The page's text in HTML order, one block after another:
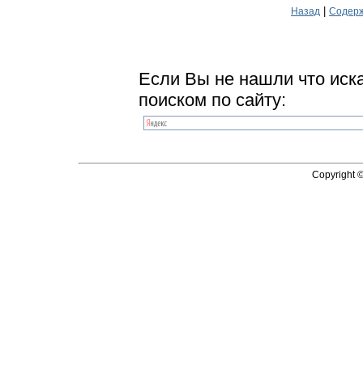
Назад
Если Вы не нашли что
поиском по сайту:
Copyright